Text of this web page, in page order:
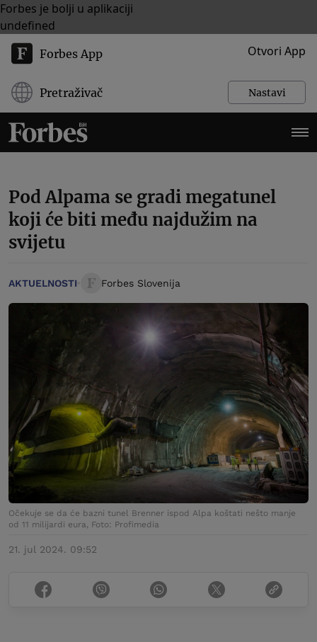
Forbes je bolji u aplikaciji
undefined
Forbes App Otvori App
Pretraživač Nastavi
Pod Alpama se gradi megatunel
koji će biti među najdužim na
svijetu
AKTUELNOSTI Forbes Slovenija
Očekuje se da će bazni tunel Brenner ispod Alpa koštati nešto manje
od 11 milijardi eura, Foto: Profimedia
21. jul 2024. 09:52